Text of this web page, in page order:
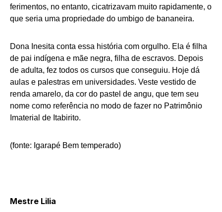
ferimentos, no entanto, cicatrizavam muito rapidamente, o
que seria uma propriedade do umbigo de bananeira.
Dona Inesita conta essa história com orgulho. Ela é filha
de pai indígena e mãe negra, filha de escravos. Depois
de adulta, fez todos os cursos que conseguiu. Hoje dá
aulas e palestras em universidades. Veste vestido de
renda amarelo, da cor do pastel de angu, que tem seu
nome como referência no modo de fazer no Patrimônio
Imaterial de Itabirito.
(fonte: Igarapé Bem temperado)
Mestre Lilia